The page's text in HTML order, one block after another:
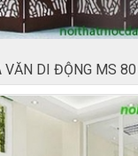
VĂN DI ĐỘNG MS 80